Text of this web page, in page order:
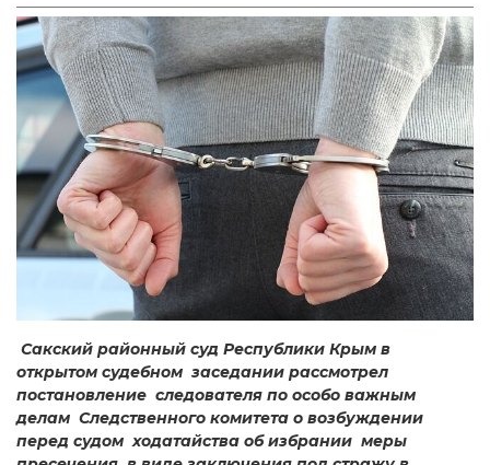
Сакский районный суд Республики Крым в
открытом судебном заседании рассмотрел
постановление следователя по особо важным
делам Следственного комитета о возбуждении
перед судом ходатайства об избрании меры